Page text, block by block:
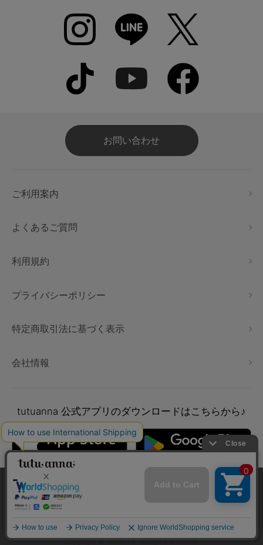
お問い合わせ
ご利用案内
よくあるご質問
利用規約
プライバシーポリシー
特定商取引法に基づく表示
会社情報
tutuanna 公式アプリのダウンロードはこちらから♪
Copyright © tutuanna. All rights reserved.
本サイトでは、より快適にご利用いただけるようCookieを利用し
ています。詳細については
をご確認くださ
い。
承諾する